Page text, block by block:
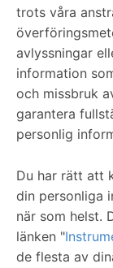
trots våra
avlyssningar
information
och missbruk
garantera
personlig
Du har rätt att
din personliga
när som helst.
länken "
de flesta av